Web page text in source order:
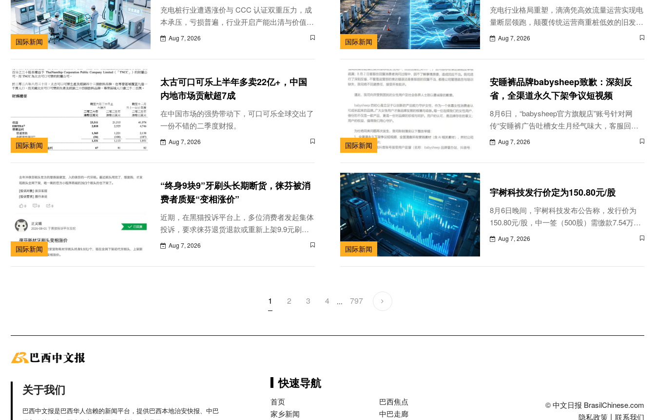
国际新闻
充电桩行业遭遇涨价与 CCC 认证双重压力，成
本承压，亏损普遍，行业开启产能出清与价值回
归。Aug 7, 2026 国际新闻
充电行业格局重塑，滴滴凭高效流量运营实现电
量断层领跑，颠覆传统运营商重桩低效的旧发展
逻辑。
Aug 7, 2026
国际新闻
太古可口可乐上半年多卖22亿+，中国
内地市场贡献超7成
在中国市场的强势带动下，可口可乐全球交出了
一份不错的二季度财报。
Aug 7, 2026 国际新闻
安睡裤品牌babysheep致歉：深刻反
省，全渠道永久下架争议短视频
8月6日，“babysheep官方旗舰店”账号针对网
传“安睡裤广告吐槽女生月经气味大，客服回应
称‘AI做的’”发布致歉声明。
Aug 7, 2026
国际新闻
“终身9块9”牙刷头长期断货，徕芬被消
费者质疑“变相涨价”
近期，在黑猫投诉平台上，多位消费者发起集体
投诉，要求徕芬退货退款或重新上架9.9元刷
头。Aug 7, 2026 国际新闻
宇树科技发行价定为150.80元/股
8月6日晚间，宇树科技发布公告称，发行价为
150.80元/股，中一签（500股）需缴款7.54万
元。Aug 7, 2026
1 2 3 4 ... 797
关于我们
巴西中文报是巴西华人信赖的新闻平台，提供巴西本地治安快报、中巴
快速导航
首页
巴西焦点
家乡新闻
中巴走廊
© 中文日报 BrasilChinese.com
隐私政策 丨 联系我们